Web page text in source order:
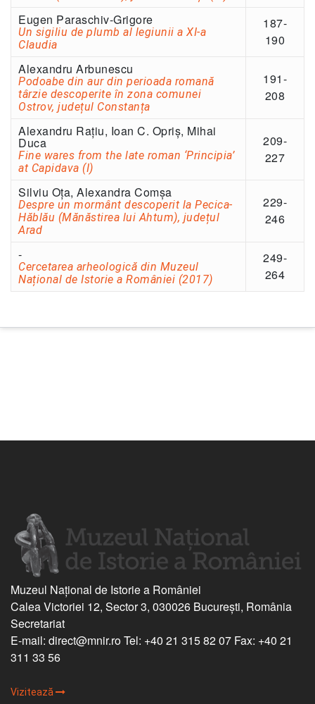
Eugen Paraschiv-Grigore
Un sigiliu de plumb al legiunii a XI-a
Claudia
187-
190
Alexandru Arbunescu
Podoabe din aur din perioada romană
târzie descoperite în zona comunei
Ostrov, județul Constanța
191-
208
Alexandru Rațiu, Ioan C. Opriș, Mihai
Duca
Fine wares from the late roman ‘Principia’
at Capidava (I)
209-
227
Silviu Oța, Alexandra Comșa
Despre un mormânt descoperit la Pecica-
Hăblău (Mănăstirea lui Ahtum), județul
Arad
229-
246
-
Cercetarea arheologică din Muzeul
Național de Istorie a României (2017)
249-
264
Muzeul Național de Istorie a României
Calea Victoriei 12, Sector 3, 030026 București, România
Secretariat
E-mail: direct@mnir.ro Tel: +40 21 315 82 07 Fax: +40 21
311 33 56
Vizitează